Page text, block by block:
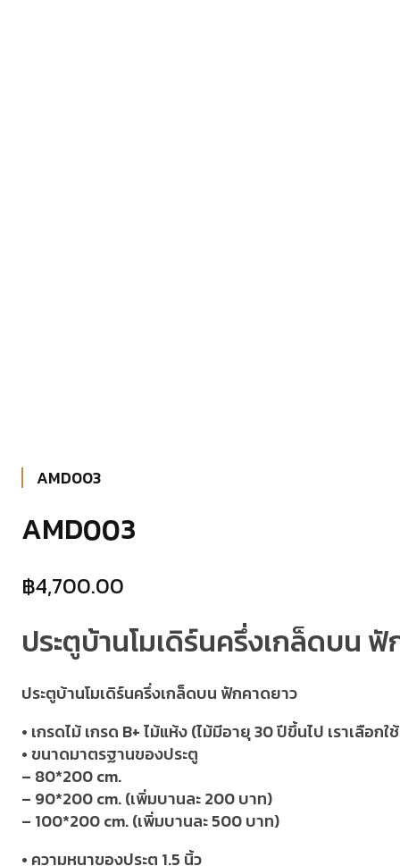
AMD003
AMD003
฿4,700.00
ประตูบ้านโมเดิร์นครึ่งเกล็ดบน
ประตูบ้านโมเดิร์นครึ่งเกล็ดบน ฟักคาดยาว
• เกรดไม้ เกรด B+ ไม้แห้ง (ไม้มีอายุ 30 ปีขึ้นไป เราเลือก
• ขนาดมาตรฐานของประตู
– 80*200 cm.
– 90*200 cm. (เพิ่มบานละ 200 บาท)
– 100*200 cm. (เพิ่มบานละ 500 บาท)
• ความหนาของประตู 1.5 นิ้ว